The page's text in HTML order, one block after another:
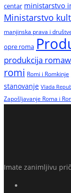
centar ministarstvo
Ministarstvo
manjinska prava i
opre roma
produkcija
romi Romi i Romkinje
stanovanje Vlada
Zapošljavanje Roma i
Imate zanimljivu